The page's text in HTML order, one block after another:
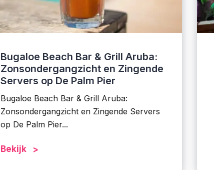
Bugaloe Beach Bar & Grill Aruba:
Zonsondergangzicht en Zingende
Servers op De Palm Pier
Bugaloe Beach Bar & Grill Aruba:
Zonsondergangzicht en Zingende Servers
op De Palm Pier...
Bekijk